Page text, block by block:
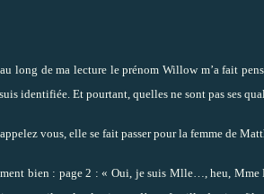
long de ma lecture le prénom Willow m’a fait
identifiée. Et pourtant, quelles ne sont pas ses
vous, elle se fait passer pour la femme de
bien : page 2 : « Oui, je suis Mlle…, heu, Mme